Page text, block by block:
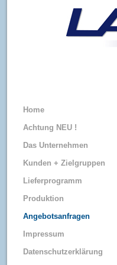
Home
Achtung NEU !
Das Unternehmen
Kunden + Zielgruppen
Lieferprogramm
Produktion
Angebotsanfragen
Impressum
Datenschutzerklärung